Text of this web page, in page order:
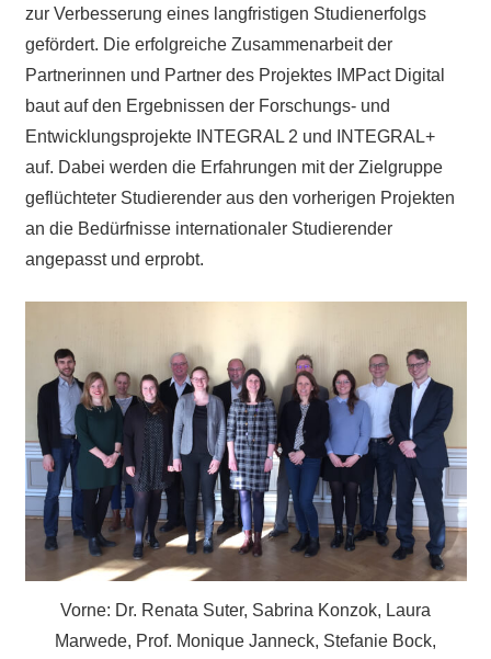
zur Verbesserung eines langfristigen Studienerfolgs
gefördert. Die erfolgreiche Zusammenarbeit der
Partnerinnen und Partner des Projektes IMPact Digital
baut auf den Ergebnissen der Forschungs- und
Entwicklungsprojekte INTEGRAL 2 und INTEGRAL+
auf. Dabei werden die Erfahrungen mit der Zielgruppe
geflüchteter Studierender aus den vorherigen Projekten
an die Bedürfnisse internationaler Studierender
angepasst und erprobt.
Vorne: Dr. Renata Suter, Sabrina Konzok, Laura
Marwede, Prof. Monique Janneck, Stefanie Bock,